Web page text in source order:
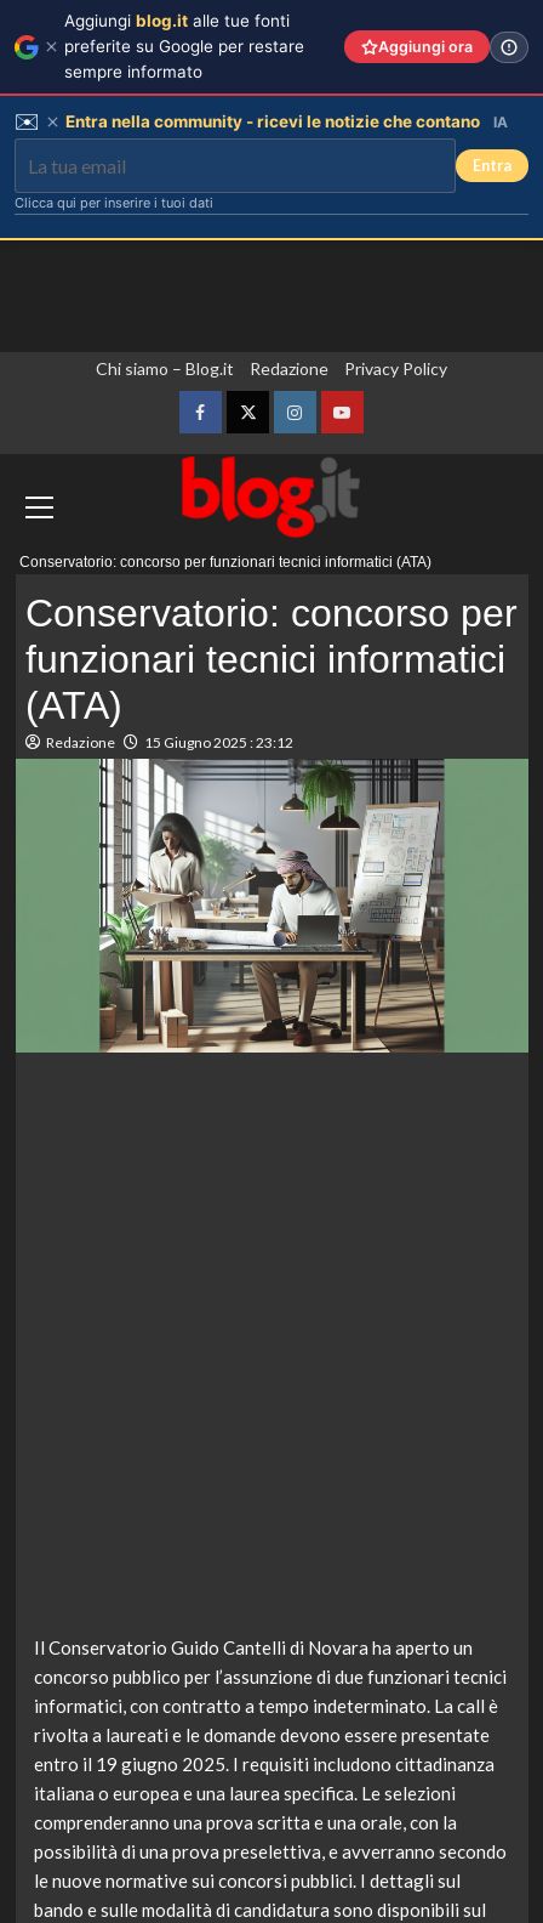
Chi siamo – Blog.it Redazione Privacy Policy
FacebookTwitterInstagramYouTube
Conservatorio: concorso per funzionari tecnici informatici (ATA)
Conservatorio: concorso per
funzionari tecnici informatici
(ATA)
Redazione 15 Giugno 2025 : 23:12
Il Conservatorio Guido Cantelli di Novara ha aperto un
concorso pubblico per l’assunzione di due funzionari tecnici
informatici, con contratto a tempo indeterminato. La call è
rivolta a laureati e le domande devono essere presentate
entro il 19 giugno 2025. I requisiti includono cittadinanza
italiana o europea e una laurea specifica. Le selezioni
comprenderanno una prova scritta e una orale, con la
possibilità di una prova preselettiva, e avverranno secondo
le nuove normative sui concorsi pubblici. I dettagli sul
bando e sulle modalità di candidatura sono disponibili sul
Aggiungi blog.it alle tue fonti
preferite su Google per restare
sempre informato
Aggiungi ora
✉️ Entra nella community - ricevi le notizie che contano IA
Entra
Clicca qui per inserire i tuoi dati